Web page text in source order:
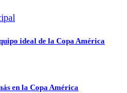
ideal de la Copa América
en la Copa América